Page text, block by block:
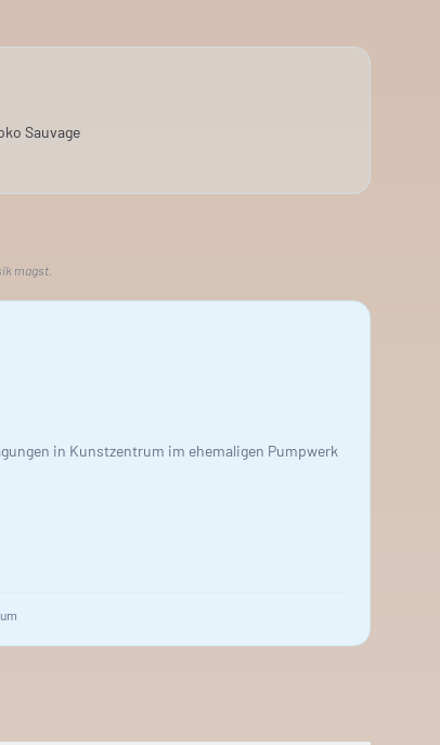
Das Ergebnis sind filigrane und dichte
ihre minimalistischen Sets. Sie schafft damit
mit Synthesizern, Samplern und Field
elektronische Musik. Es ist eine
Sauvage
magst.
in Kunstzentrum im ehemaligen Pumpwerk